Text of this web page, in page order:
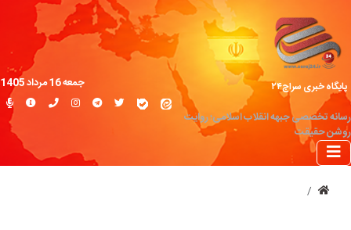
پایگاه خبری سراج۲۴
رسانه تخصصی جبهه انقلاب اسلامی؛ روایت
روشن حقیقت
جمعه 16 مرداد 1405